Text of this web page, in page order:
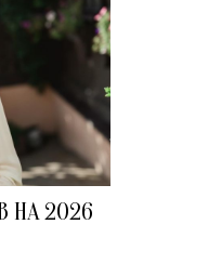
НА 2026